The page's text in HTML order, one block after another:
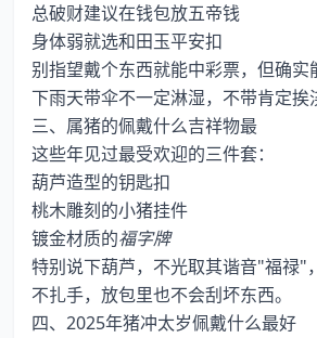
总破财建议在钱包放五帝钱
身体弱就选和田玉平安扣
别指望戴个东西就能中彩票，但确实
下雨天带伞不一定淋湿，不带肯定挨
三、属猪的佩戴什么吉祥物最
这些年见过最受欢迎的三件套：
葫芦造型的钥匙扣
桃木雕刻的小猪挂件
镀金材质的福字牌
特别说下葫芦，不光取其谐音"福禄"
不扎手，放包里也不会刮坏东西。
四、2025年猪冲太岁佩戴什么最好